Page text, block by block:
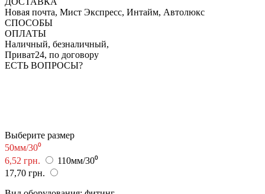
Новая почта, Мист Экспресс, Интайм, Автолюкс
СПОСОБЫ
ОПЛАТЫ
Наличный, безналичный,
Приват24, по договору
ЕСТЬ ВОПРОСЫ?
Выберите размер
50мм/30⁰
6,52 грн.
110мм/30⁰
17,70 грн.